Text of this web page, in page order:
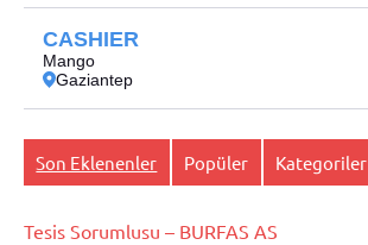
Son Eklenenler Popüler Kategoriler
Tesis Sorumlusu – BURFAS AS